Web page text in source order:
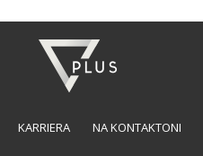
KARRIERA NA KONTAKTONI